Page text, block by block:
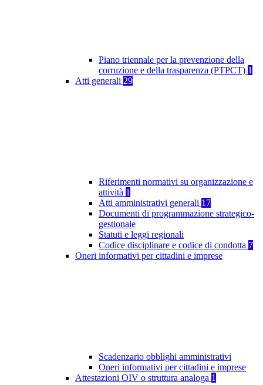
Piano triennale per la prevenzione della
corruzione e della trasparenza (PTPCT) 1
Atti generali 29
Riferimenti normativi su organizzazione e
attività 1
Atti amministrativi generali 17
Documenti di programmazione strategico-
gestionale
Statuti e leggi regionali
Codice disciplinare e codice di condotta 7
Oneri informativi per cittadini e imprese
Scadenzario obblighi amministrativi
Oneri informativi per cittadini e imprese
Attestazioni OIV o struttura analoga 1